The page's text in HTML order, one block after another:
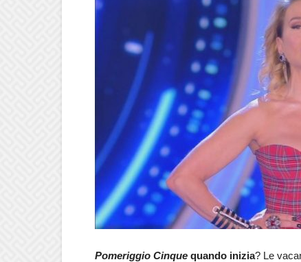
Pomeriggio Cinque quando inizia? Le